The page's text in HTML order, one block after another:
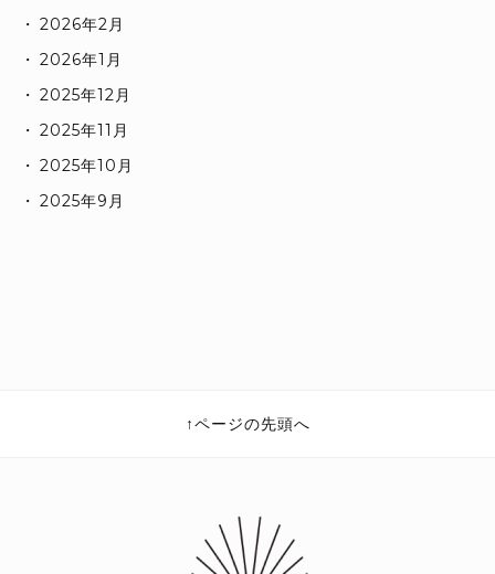
2026年2月
2026年1月
2025年12月
2025年11月
2025年10月
2025年9月
ページの先頭へ